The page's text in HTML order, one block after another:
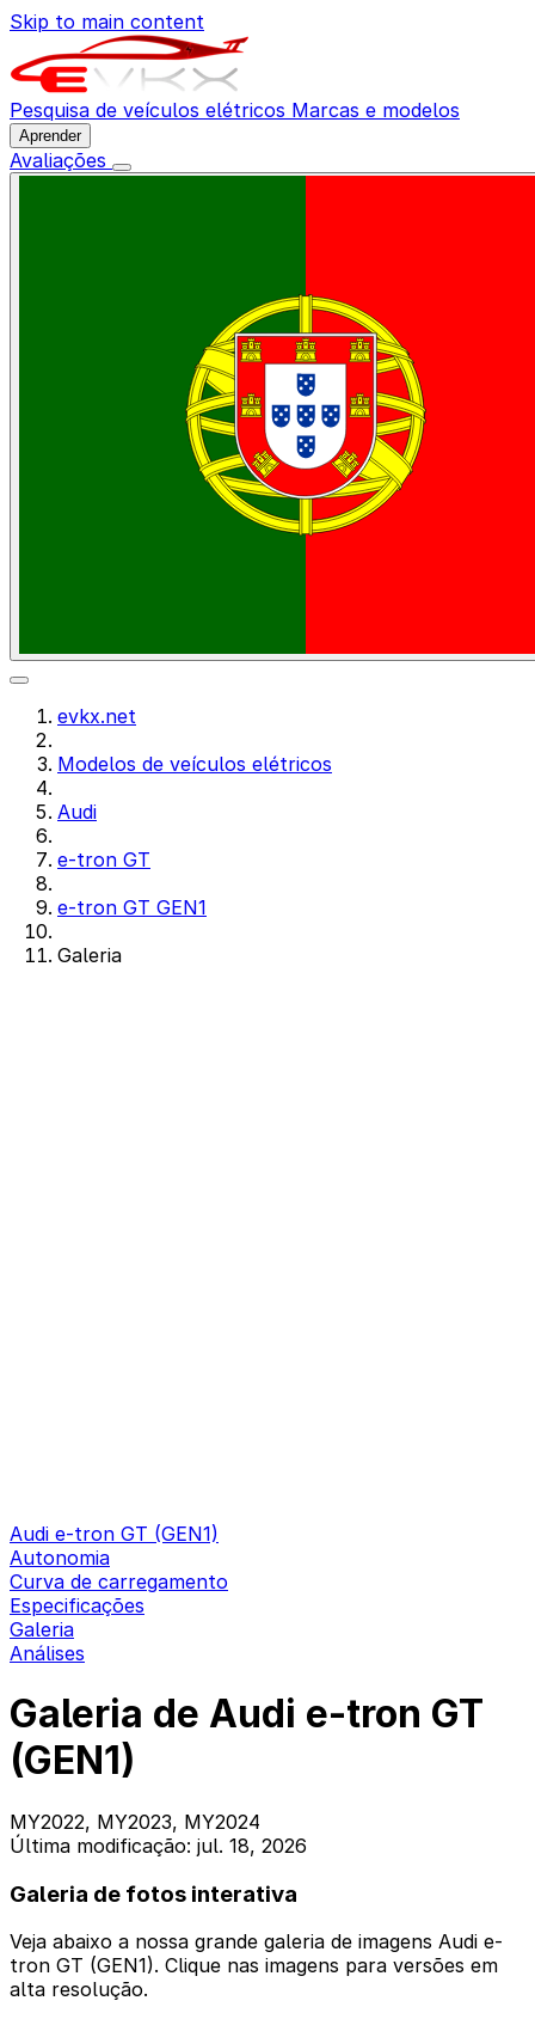
Skip to main content
Pesquisa de veículos elétricos Marcas e modelos
Aprender
Avaliações
evkx.net
Modelos de veículos elétricos
Audi
e-tron GT
e-tron GT GEN1
Galeria
Audi e-tron GT (GEN1)
Autonomia
Curva de carregamento
Especificações
Galeria
Análises
Galeria de Audi e-tron GT
(GEN1)
MY2022, MY2023, MY2024
Última modificação: jul. 18, 2026
Galeria de fotos interativa
Veja abaixo a nossa grande galeria de imagens Audi e-
tron GT (GEN1). Clique nas imagens para versões em
alta resolução.